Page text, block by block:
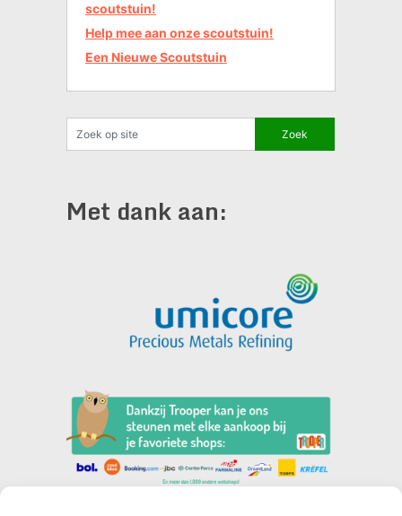
scoutstuin!
Help mee aan onze scoutstuin!
Een Nieuwe Scoutstuin
Met dank aan: